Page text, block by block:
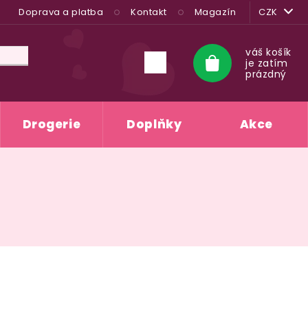
Doprava a platba Kontakt Magazín CZK
Nákupní
košík
váš košík
je zatím
prázdný
Drogerie Doplňky Akce